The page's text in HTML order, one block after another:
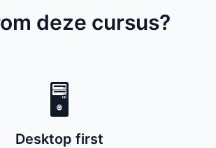
deze cursus?
🖥️
Desktop first